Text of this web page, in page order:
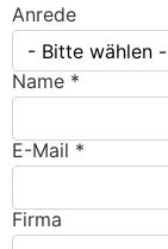
Anrede
- Bitte wählen -
Name *
E-Mail *
Firma